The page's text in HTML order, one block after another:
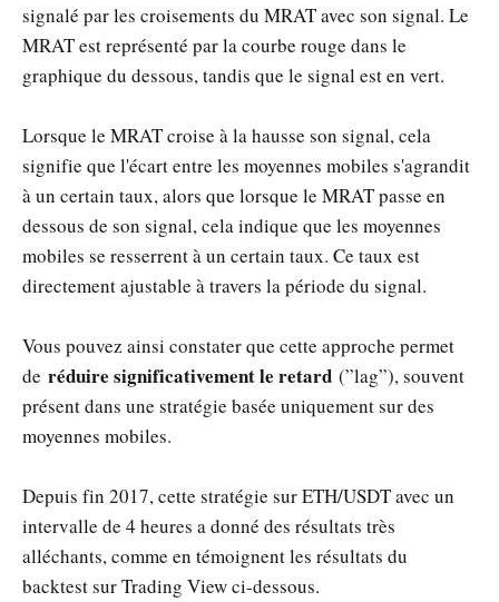
signalé par les croisements du MRAT avec son signal. Le
MRAT est représenté par la courbe rouge dans le
graphique du dessous, tandis que le signal est en vert.
Lorsque le MRAT croise à la hausse son signal, cela
signifie que l'écart entre les moyennes mobiles s'agrandit
à un certain taux, alors que lorsque le MRAT passe en
dessous de son signal, cela indique que les moyennes
mobiles se resserrent à un certain taux. Ce taux est
directement ajustable à travers la période du signal.
Vous pouvez ainsi constater que cette approche permet
de réduire significativement le retard (”lag”), souvent
présent dans une stratégie basée uniquement sur des
moyennes mobiles.
Depuis fin 2017, cette stratégie sur ETH/USDT avec un
intervalle de 4 heures a donné des résultats très
alléchants, comme en témoignent les résultats du
backtest sur Trading View ci-dessous.